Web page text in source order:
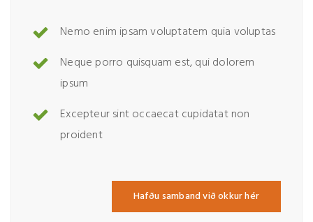
Nemo enim ipsam voluptatem quia voluptas
Neque porro quisquam est, qui dolorem
ipsum
Excepteur sint occaecat cupidatat non
proident
Hafðu samband við okkur hér